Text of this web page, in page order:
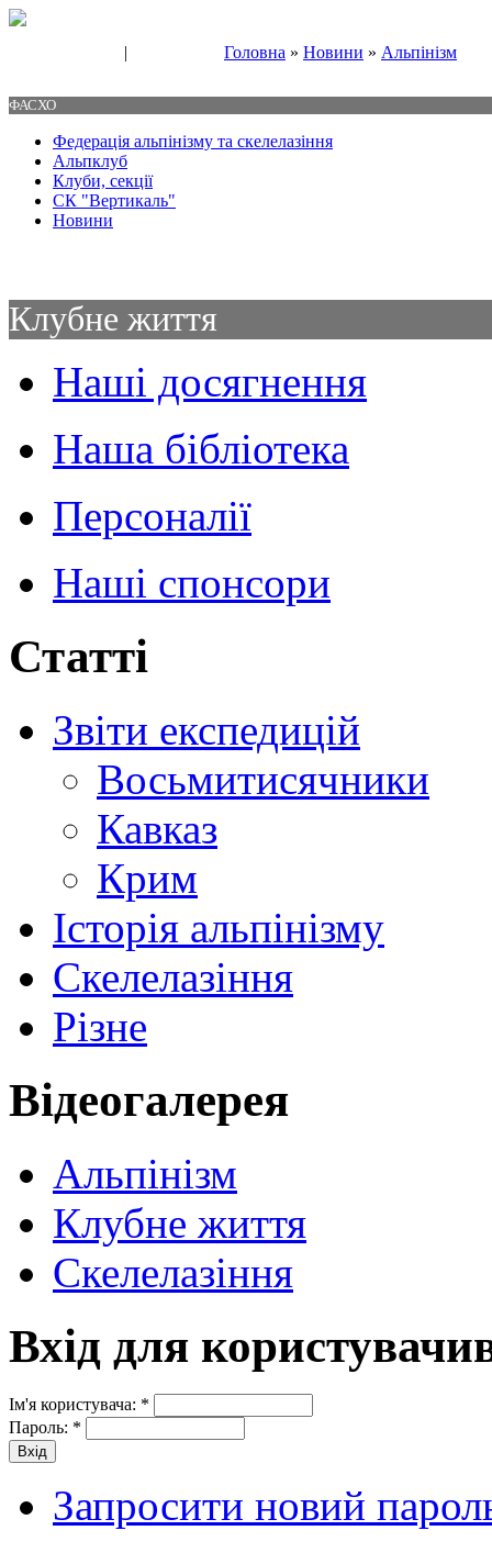
| Головна » Новини » Альпінізм
ФАСХО
Федерація альпінізму та скелелазіння
Альпклуб
Клуби, секції
СК "Вертикаль"
Новини
Клубне життя
Наші досягнення
Наша бібліотека
Персоналії
Наші спонсори
Статті
Звіти експедицій
Восьмитисячники
Кавказ
Крим
Історія альпінізму
Скелелазіння
Різне
Відеогалерея
Альпінізм
Клубне життя
Скелелазіння
Вхід для
Ім'я користувача: *
Пароль: *
Запросити новий